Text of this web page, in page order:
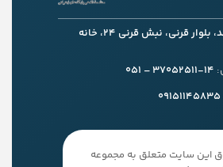
مشهد، بلوار قرنی، نبش قرنی 24، خانه
14-37052511 – 051
09151145835
این سایت متعلق به مجموعه